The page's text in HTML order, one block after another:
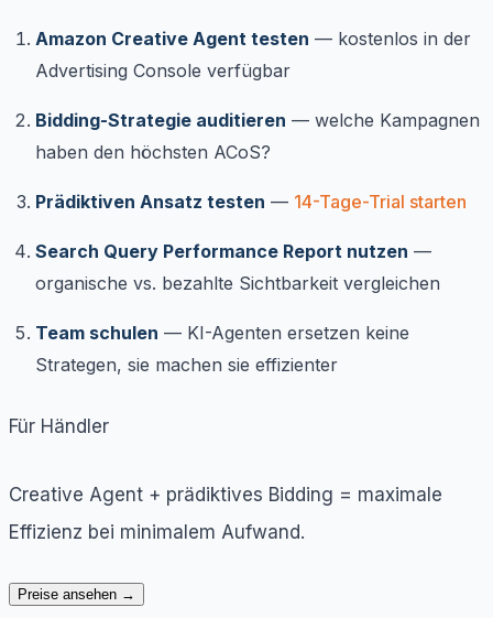
Amazon Creative Agent testen — kostenlos in der
Advertising Console verfügbar
Bidding-Strategie auditieren — welche Kampagnen
haben den höchsten ACoS?
Prädiktiven Ansatz testen — 14-Tage-Trial starten
Search Query Performance Report nutzen —
organische vs. bezahlte Sichtbarkeit vergleichen
Team schulen — KI-Agenten ersetzen keine
Strategen, sie machen sie effizienter
Für Händler
Creative Agent + prädiktives Bidding = maximale
Effizienz bei minimalem Aufwand.
Preise ansehen →